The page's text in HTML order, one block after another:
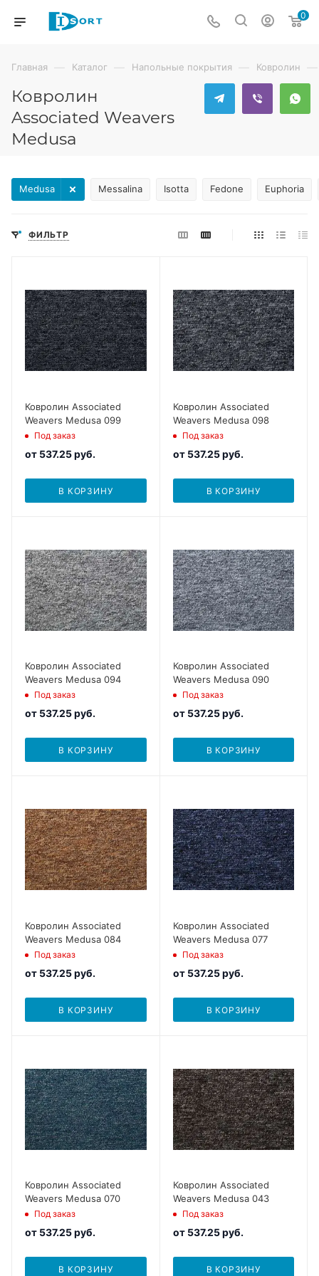
0
Главная — Каталог — Напольные покрытия — Ковролин —
Ковролин
Associated Weavers
Medusa
Messalina Isotta Fedone Euphoria
Medusa
ФИЛЬТР
Ковролин Associated
Weavers Medusa 099
Под заказ
от 537.25 руб.
В КОРЗИНУ
Ковролин Associated
Weavers Medusa 098
Под заказ
от 537.25 руб.
В КОРЗИНУ
Ковролин Associated
Weavers Medusa 094
Под заказ
от 537.25 руб.
В КОРЗИНУ
Ковролин Associated
Weavers Medusa 090
Под заказ
от 537.25 руб.
В КОРЗИНУ
Ковролин Associated
Weavers Medusa 084
Под заказ
от 537.25 руб.
В КОРЗИНУ
Ковролин Associated
Weavers Medusa 077
Под заказ
от 537.25 руб.
В КОРЗИНУ
Ковролин Associated
Weavers Medusa 070
Под заказ
от 537.25 руб.
В КОРЗИНУ
Ковролин Associated
Weavers Medusa 043
Под заказ
от 537.25 руб.
В КОРЗИНУ